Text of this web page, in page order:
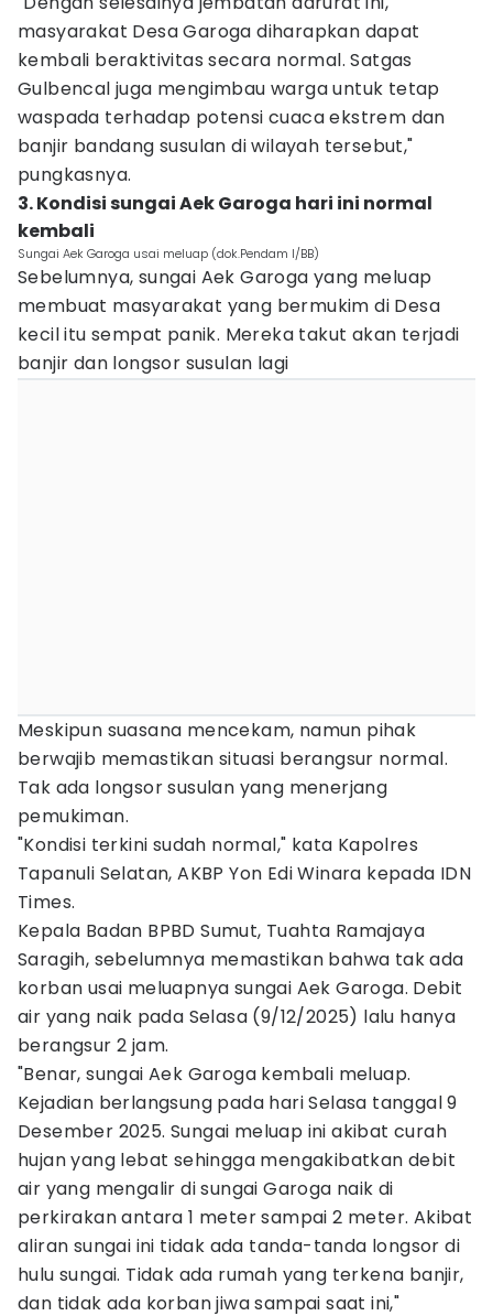
masyarakat Desa Garoga diharapkan dapat
kembali beraktivitas secara normal. Satgas
Gulbencal juga mengimbau warga untuk tetap
waspada terhadap potensi cuaca ekstrem dan
banjir bandang susulan di wilayah tersebut,"
pungkasnya.
3. Kondisi sungai Aek Garoga hari ini normal
kembali
Sungai Aek Garoga usai meluap (dok.Pendam I/BB)
Sebelumnya, sungai Aek Garoga yang meluap
membuat masyarakat yang bermukim di Desa
kecil itu sempat panik. Mereka takut akan terjadi
banjir dan longsor susulan lagi
Meskipun suasana mencekam, namun pihak
berwajib memastikan situasi berangsur normal.
Tak ada longsor susulan yang menerjang
pemukiman.
"Kondisi terkini sudah normal," kata Kapolres
Tapanuli Selatan, AKBP Yon Edi Winara kepada IDN
Times.
Kepala Badan BPBD Sumut, Tuahta Ramajaya
Saragih, sebelumnya memastikan bahwa tak ada
korban usai meluapnya sungai Aek Garoga. Debit
air yang naik pada Selasa (9/12/2025) lalu hanya
berangsur 2 jam.
"Benar, sungai Aek Garoga kembali meluap.
Kejadian berlangsung pada hari Selasa tanggal 9
Desember 2025. Sungai meluap ini akibat curah
hujan yang lebat sehingga mengakibatkan debit
air yang mengalir di sungai Garoga naik di
perkirakan antara 1 meter sampai 2 meter. Akibat
aliran sungai ini tidak ada tanda-tanda longsor di
hulu sungai. Tidak ada rumah yang terkena banjir,
dan tidak ada korban jiwa sampai saat ini,"